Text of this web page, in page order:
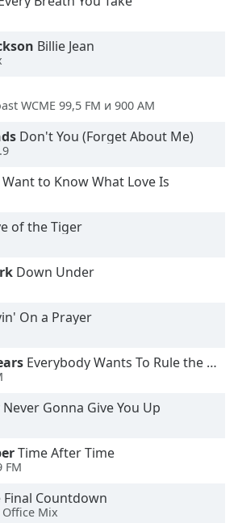
Billie Jean
WCME 99,5 FM и 900 AM
Don't You (Forget About Me)
to Know What Love Is
of the Tiger
Down Under
On a Prayer
Everybody Wants To Rule the World
Never Gonna Give You Up
Time After Time
FM
Final Countdown
Office Mix